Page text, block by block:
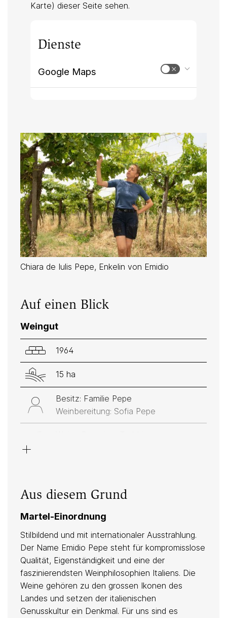
Karte) dieser Seite sehen.
Dienste
Google Maps
Chiara de Iulis Pepe, Enkelin von Emidio
Auf einen Blick
Weingut
1964
15 ha
Besitz: Familie Pepe
Weinbereitung: Sofia Pepe
Anbau
biodynamisch
+
Aus diesem Grund
Martel-Einordnung
Stilbildend und mit internationaler Ausstrahlung.
Der Name Emidio Pepe steht für kompromisslose
Qualität, Eigenständigkeit und eine der
faszinierendsten Weinphilosophien Italiens. Die
Weine gehören zu den grossen Ikonen des
Landes und setzen der italienischen
Genusskultur ein Denkmal. Für uns sind es